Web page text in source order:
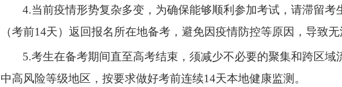
4.当前疫情形势复杂多变，为确保能够顺利参加考试，请滞留考
（考前14天）返回报名所在地备考，避免因疫情防控等原因，导致无
5.考生在备考期间直至高考结束，须减少不必要的聚集和跨区
中高风险等级地区，按要求做好考前连续14天本地健康监测。